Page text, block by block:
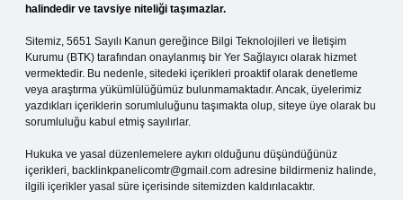
halindedir ve tavsiye niteliği taşımazlar.
Sitemiz, 5651 Sayılı Kanun gereğince Bilgi Teknolojileri ve İletişim
Kurumu (BTK) tarafından onaylanmış bir Yer Sağlayıcı olarak hizmet
vermektedir. Bu nedenle, sitedeki içerikleri proaktif olarak denetleme
veya araştırma yükümlülüğümüz bulunmamaktadır. Ancak, üyelerimiz
yazdıkları içeriklerin sorumluluğunu taşımakta olup, siteye üye olarak bu
sorumluluğu kabul etmiş sayılırlar.
Hukuka ve yasal düzenlemelere aykırı olduğunu düşündüğünüz
içerikleri, backlinkpanelicomtr@gmail.com adresine bildirmeniz halinde,
ilgili içerikler yasal süre içerisinde sitemizden kaldırılacaktır.